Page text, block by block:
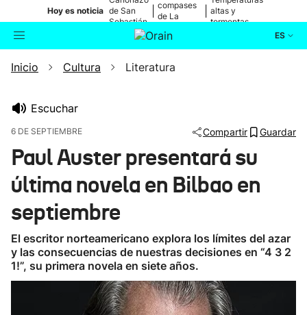
Hoy es noticia de San
Sebastián
compases
de La
altas y
tormentas
ES
Buscador Actualidad
Ikusmiran
Inicio Cultura Literatura
Escuchar
6 DE SEPTIEMBRE Compartir Guardar
Paul Auster presentará su
última novela en Bilbao en
septiembre
El escritor norteamericano explora los límites del azar
y las consecuencias de nuestras decisiones en “4 3 2
1!”, su primera novela en siete años.